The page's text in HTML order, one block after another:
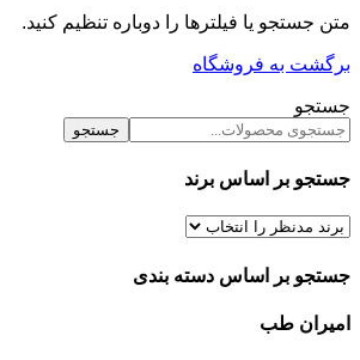
متن جستجو یا فیلترها را دوباره تنظیم کنید.
برگشت به فروشگاه
جستجو
جستجو
جستجو بر اساس برند
جستجو بر اساس دسته بندی
امیران طب